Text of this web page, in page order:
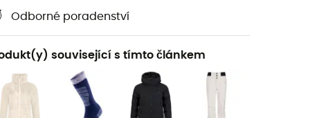
Odborné poradenství
související s tímto článkem